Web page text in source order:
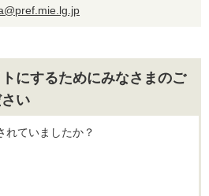
にするためにみなさまのご
い
れていましたか？